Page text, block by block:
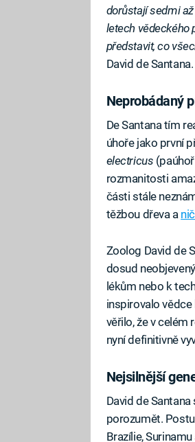
dorůstají sedmi
letech vědeckého
představit, co
David de Santana.
Neprobádaný
De Santana tím
úhoře jako první
electricus
rozmanitosti
části stále
těžbou dřeva a
Zoolog David de
dosud
lékům nebo k
inspirovalo
věřilo, že v celém
nyní definitivně
Nejsilnější
David de
porozumět.
Brazílie,